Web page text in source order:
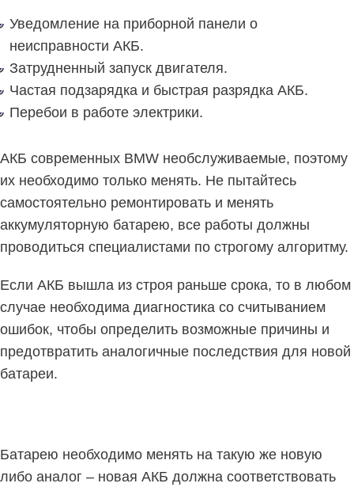
Уведомление на приборной панели о
неисправности АКБ.
Затрудненный запуск двигателя.
Частая подзарядка и быстрая разрядка АКБ.
Перебои в работе электрики.
АКБ современных BMW необслуживаемые, поэтому
их необходимо только менять. Не пытайтесь
самостоятельно ремонтировать и менять
аккумуляторную батарею, все работы должны
проводиться специалистами по строгому алгоритму.
Если АКБ вышла из строя раньше срока, то в любом
случае необходима диагностика со считыванием
ошибок, чтобы определить возможные причины и
предотвратить аналогичные последствия для новой
батареи.
Батарею необходимо менять на такую же новую
либо аналог – новая АКБ должна соответствовать